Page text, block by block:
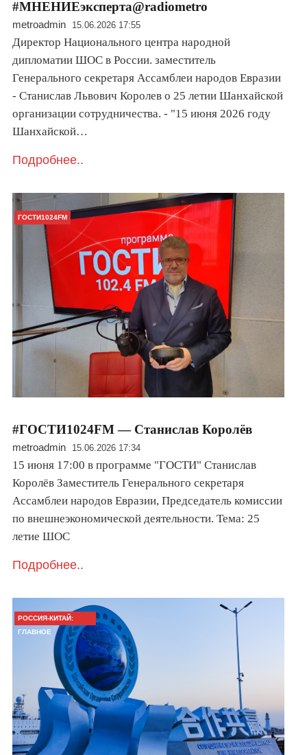
#МНЕНИЕэксперта@radiometro
metroadmin 15.06.2026 17:55
Директор Национального центра народной
дипломатии ШОС в России. заместитель
Генерального секретаря Ассамблеи народов Евразии
- Станислав Львович Королев о 25 летии Шанхайской
организации сотрудничества. - "15 июня 2026 году
Шанхайской…
Подробнее..
ГОСТИ1024FM
#ГОСТИ1024FM — Станислав Королёв
metroadmin 15.06.2026 17:34
15 июня 17:00 в программе "ГОСТИ" Станислав
Королёв Заместитель Генерального секретаря
Ассамблеи народов Евразии, Председатель комиссии
по внешнеэкономической деятельности. Тема: 25
летие ШОС
Подробнее..
РОССИЯ-КИТАЙ:
ГЛАВНОЕ